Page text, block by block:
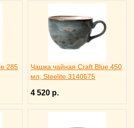
285
Чашка чайная Craft Blue 450
мл, Steelite 3140675
4 520 р.